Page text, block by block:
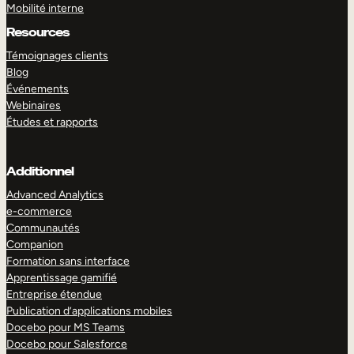
Mobilité interne
Resources
Témoignages clients
Blog
Événements
Webinaires
Études et rapports
Additionnel
Advanced Analytics
e-commerce
Communautés
Companion
Formation sans interface
Apprentissage gamifié
Entreprise étendue
Publication d’applications mobiles
Docebo pour MS Teams
Docebo pour Salesforce